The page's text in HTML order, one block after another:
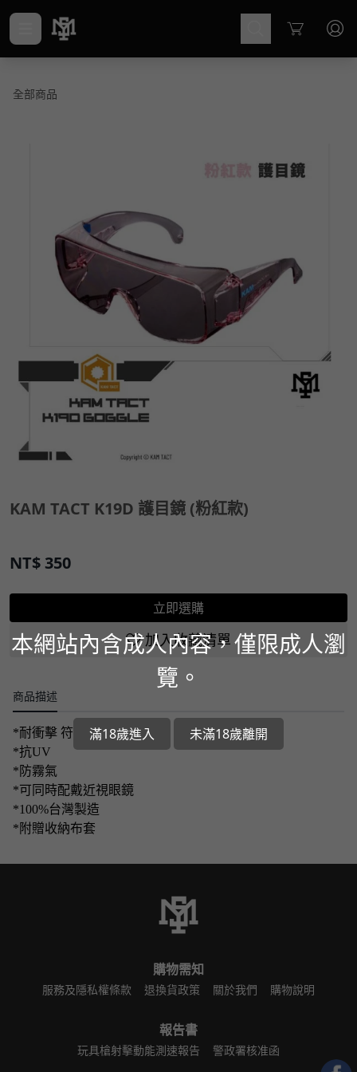
Cart
全部商品
KAM TACT K19D 護目鏡 (粉紅款)
NT$ 350
立即選購
加入收藏清單
商品描述
*耐衝擊 符合Z87+標準
*抗UV
*防霧氣
*可同時配戴近視眼鏡
*100%台灣製造
*附贈收納布套
購物需知
服務及隱私權條款 退換貨政策 關於我們 購物說明
報告書
玩具槍射擊動能測速報告 警政署核准函
本網站內含成人內容，僅限成人瀏
覽。
滿18歲進入 未滿18歲離開